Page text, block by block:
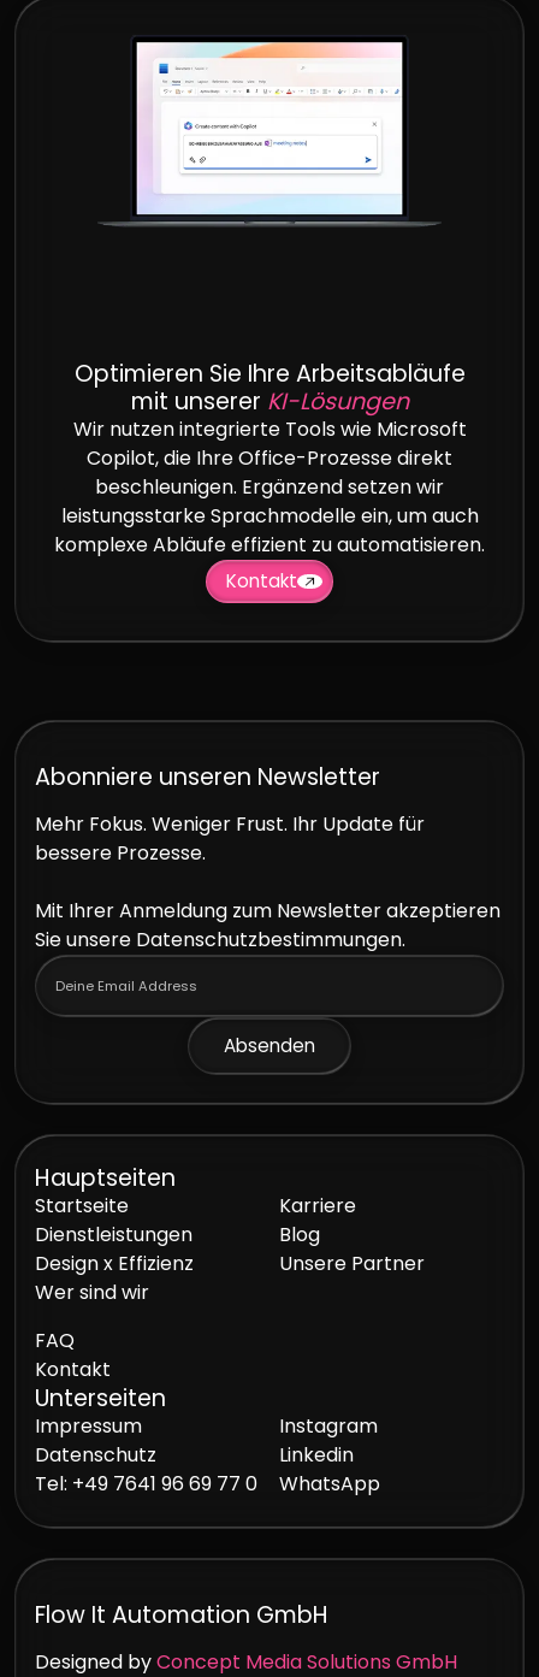
Optimieren Sie Ihre Arbeitsabläufe
mit unserer KI-Lösungen
Wir nutzen integrierte Tools wie Microsoft
Copilot, die Ihre Office-Prozesse direkt
beschleunigen. Ergänzend setzen wir
leistungsstarke Sprachmodelle ein, um auch
komplexe Abläufe effizient zu automatisieren.
Kontakt
Kontakt
Abonniere unseren Newsletter
Mehr Fokus. Weniger Frust. Ihr Update für
bessere Prozesse.
Mit Ihrer Anmeldung zum Newsletter akzeptieren
Sie unsere Datenschutzbestimmungen.
Absenden
Absenden
Hauptseiten
Startseite
Dienstleistungen
Design x Effizienz
Wer sind wir
Karriere
Blog
Unsere Partner
FAQ
Kontakt
Unterseiten
Impressum
Datenschutz
Tel: +49 7641 96 69 77 0
Instagram
Linkedin
WhatsApp
Flow It Automation GmbH
Designed byConcept Media Solutions GmbH